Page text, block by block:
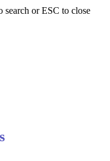
search or ESC to close